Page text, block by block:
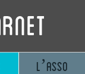
L’asso